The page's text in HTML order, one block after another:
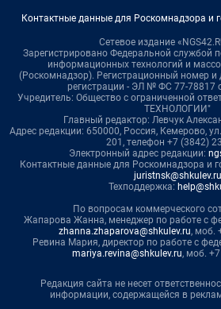
Контактные данные для Роскомнадзора и
Сетевое издание
Зарегистрировано Федеральной службой
информационных технологий и
(Роскомнадзор). Регистрационный номер и
регистрации - ЭЛ № ФС 77-78817
Учредитель: Общество с ограниченной
ТЕХНОЛОГИИ"
Главный редактор: Левчук
Адрес редакции: 650000, Россия, Кемерово,
201, телефон +7 (3842)
Электронный адрес редакции:
Контактные данные для Роскомнадзора и
juristnsk@shkulev.ru
Техподдержка:
По вопросам коммерческого
Жапарова Жанна, менеджер по работе с
zhanna.zhaparova@shkulev.ru, моб.
Ревина Мария, директор по работе с
mariya.revina@shkulev.ru, моб.
Редакция сайта не несет
информации, содержащейся в